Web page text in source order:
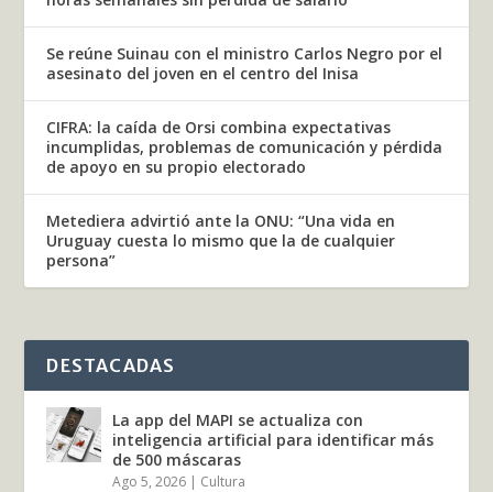
Se reúne Suinau con el ministro Carlos Negro por el
asesinato del joven en el centro del Inisa
CIFRA: la caída de Orsi combina expectativas
incumplidas, problemas de comunicación y pérdida
de apoyo en su propio electorado
Metediera advirtió ante la ONU: “Una vida en
Uruguay cuesta lo mismo que la de cualquier
persona”
DESTACADAS
La app del MAPI se actualiza con
inteligencia artificial para identificar más
de 500 máscaras
Ago 5, 2026 | Cultura